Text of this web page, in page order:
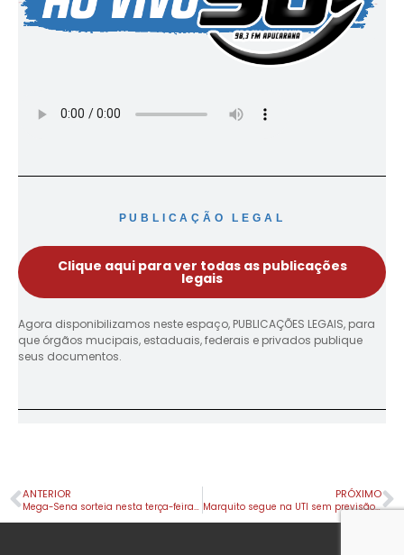
PUBLICAÇÃO LEGAL
Clique aqui para ver todas as publicações
legais
Agora disponibilizamos neste espaço, PUBLICAÇÕES LEGAIS, para
que órgãos mucipais, estaduais, federais e privados publique
seus documentos.
ANTERIOR
Mega-Sena sorteia nesta terça-feira prêmio acumulado de R$ 160 milhões
PRÓXIMO
Marquito segue na UTI sem previsão de alta; estado é grave, porém estável